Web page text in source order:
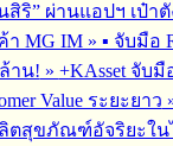
ริ” ผ่านแอปฯ เป๋าตั
MG IM » ▪︎ จับมือ
าน! » +KAsset จับมื
Value ระยะยาว
ลิตสุขภัณฑ์อัจริยะใน